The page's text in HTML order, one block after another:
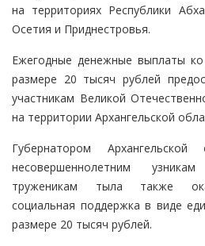
на территориях Республики
Осетия и Приднестровья.
Ежегодные денежные выплаты
размере 20 тысяч рублей
участникам Великой
на территории Архангельской
Губернатором
несовершеннолетним
труженикам тыла также
социальная поддержка в виде
размере 20 тысяч рублей.